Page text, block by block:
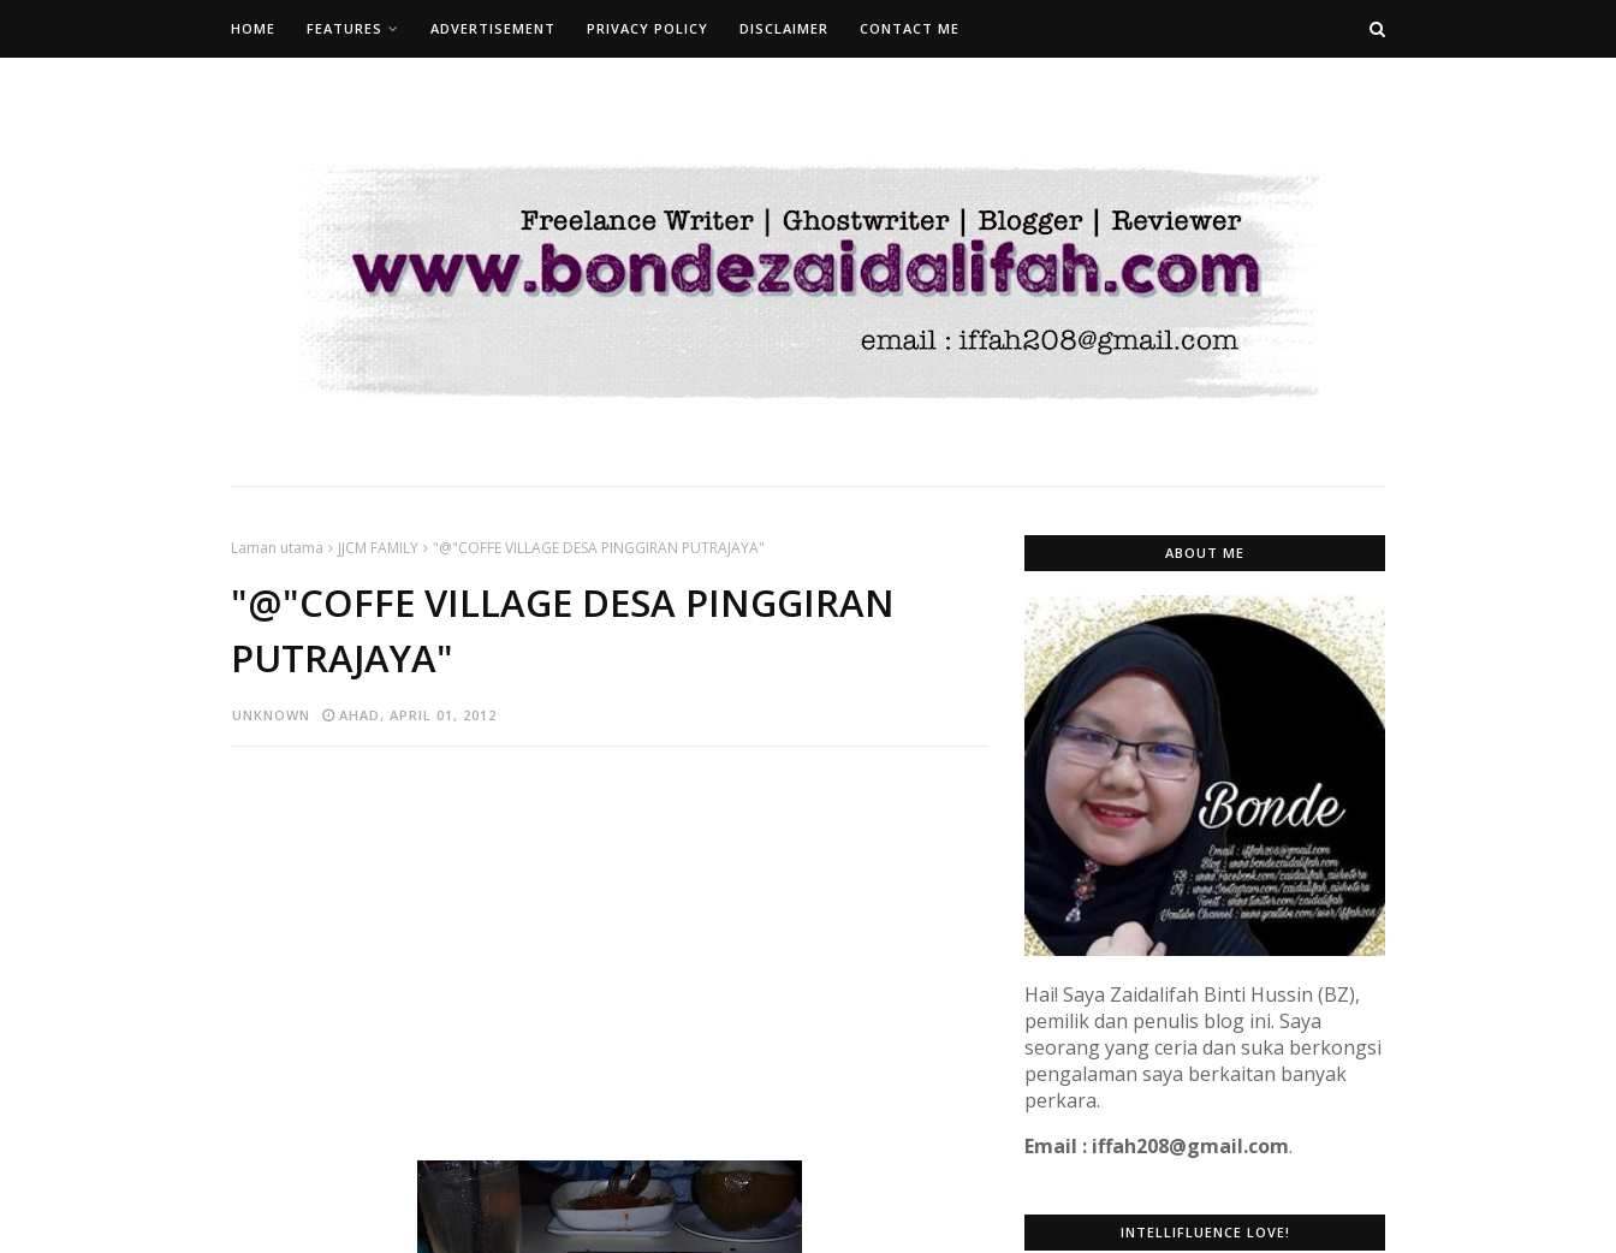
HOME FEATURES ADVERTISEMENT PRIVACY POLICY DISCLAIMER CONTACT ME
Laman utama JJCM FAMILY "@"COFFE VILLAGE DESA PINGGIRAN PUTRAJAYA"
"@"COFFE VILLAGE DESA PINGGIRAN
PUTRAJAYA"
UNKNOWN AHAD, APRIL 01, 2012
ABOUT ME
Hai! Saya Zaidalifah Binti Hussin (BZ),
pemilik dan penulis blog ini. Saya
seorang yang ceria dan suka berkongsi
pengalaman saya berkaitan banyak
perkara.
Email : iffah208@gmail.com.
INTELLIFLUENCE LOVE!